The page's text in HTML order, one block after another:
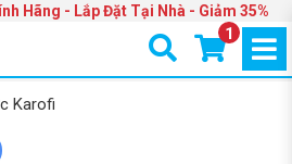
Hãng - Lắp Đặt Tại Nhà - Giảm 35%
1
Karofi